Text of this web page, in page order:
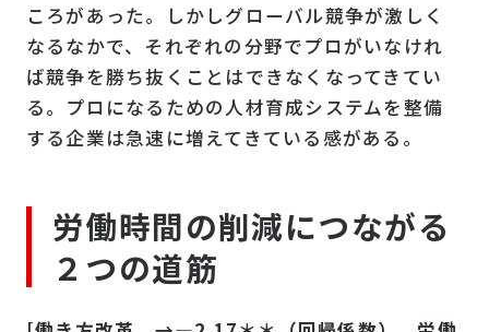
ころがあった。しかしグローバル競争が激しく
なるなかで、それぞれの分野でプロがいなけれ
ば競争を勝ち抜くことはできなくなってきてい
る。プロになるための人材育成システムを整備
する企業は急速に増えてきている感がある。
労働時間の削減につながる
２つの道筋